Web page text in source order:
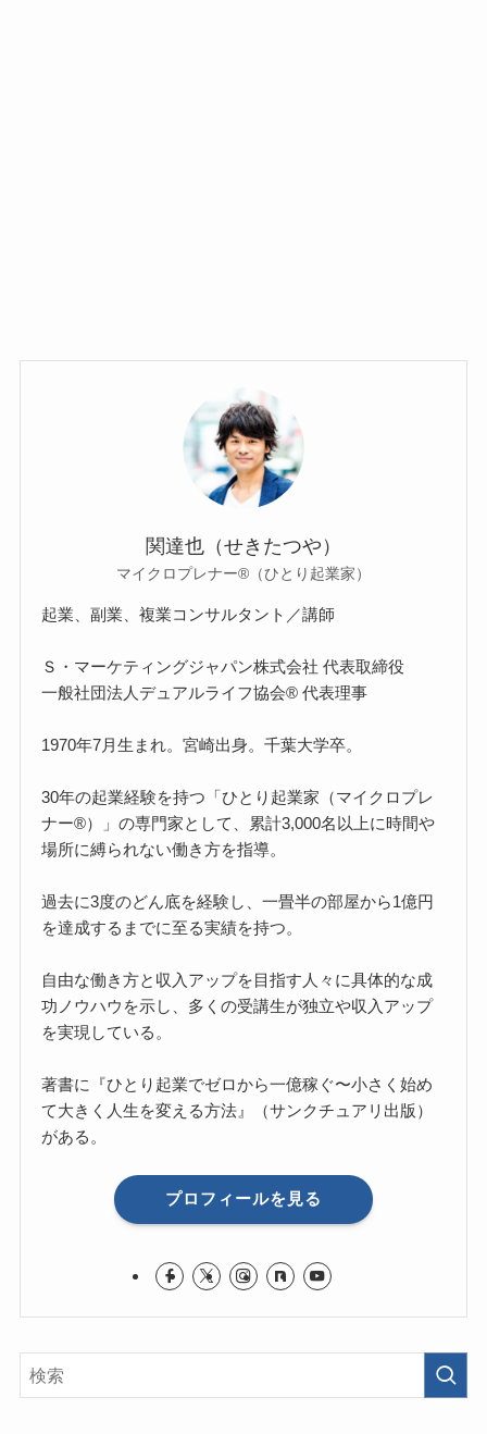
関達也（せきたつや）
マイクロプレナー®（ひとり起業家）
起業、副業、複業コンサルタント／講師
Ｓ・マーケティングジャパン株式会社 代表取締役
一般社団法人デュアルライフ協会® 代表理事
1970年7月生まれ。宮崎出身。千葉大学卒。
30年の起業経験を持つ「ひとり起業家（マイクロプレ
ナー®）」の専門家として、累計3,000名以上に時間や
場所に縛られない働き方を指導。
過去に3度のどん底を経験し、一畳半の部屋から1億円
を達成するまでに至る実績を持つ。
自由な働き方と収入アップを目指す人々に具体的な成
功ノウハウを示し、多くの受講生が独立や収入アップ
を実現している。
著書に『ひとり起業でゼロから一億稼ぐ〜小さく始め
て大きく人生を変える方法』（サンクチュアリ出版）
がある。
プロフィールを見る